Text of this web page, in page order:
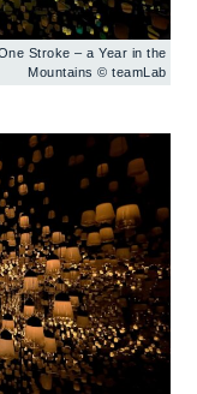
Stroke – a Year in the
Mountains © teamLab